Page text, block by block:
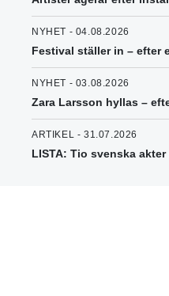
NYHET - 04.08.2026
Festival ställer in – efter
NYHET - 03.08.2026
Zara Larsson hyllas –
ARTIKEL - 31.07.2026
LISTA: Tio svenska